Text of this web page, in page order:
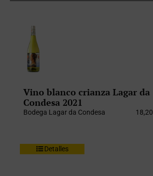
Vino blanco crianza Lagar da
Condesa 2021
Bodega Lagar da Condesa 18,20
Detalles